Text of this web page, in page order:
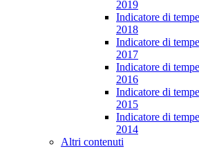
2019
Indicatore di
2018
Indicatore di
2017
Indicatore di
2016
Indicatore di
2015
Indicatore di
2014
Altri contenuti